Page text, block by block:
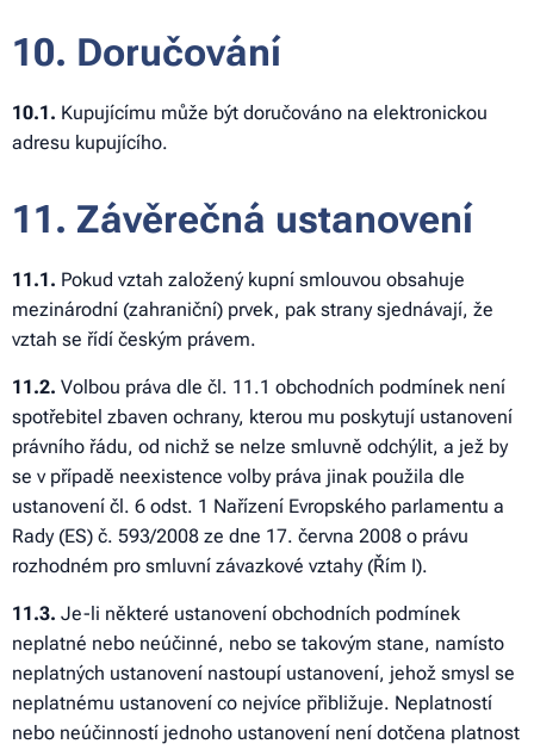
10. Doručování
10.1. Kupujícímu může být doručováno na elektronickou
adresu kupujícího.
11. Závěrečná ustanovení
11.1. Pokud vztah založený kupní smlouvou obsahuje
mezinárodní (zahraniční) prvek, pak strany sjednávají, že
vztah se řídí českým právem.
11.2. Volbou práva dle čl. 11.1 obchodních podmínek není
spotřebitel zbaven ochrany, kterou mu poskytují ustanovení
právního řádu, od nichž se nelze smluvně odchýlit, a jež by
se v případě neexistence volby práva jinak použila dle
ustanovení čl. 6 odst. 1 Nařízení Evropského parlamentu a
Rady (ES) č. 593/2008 ze dne 17. června 2008 o právu
rozhodném pro smluvní závazkové vztahy (Řím I).
11.3. Je-li některé ustanovení obchodních podmínek
neplatné nebo neúčinné, nebo se takovým stane, namísto
neplatných ustanovení nastoupí ustanovení, jehož smysl se
neplatnému ustanovení co nejvíce přibližuje. Neplatností
nebo neúčinností jednoho ustanovení není dotčena platnost